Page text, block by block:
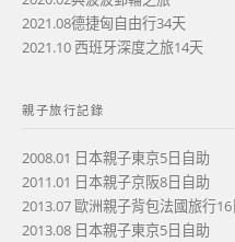
2021.08德捷匈自由行34天
2021.10 西班牙深度之旅14天
親子旅行記錄
2008.01 日本親子東京5日自助
2011.01 日本親子京阪8日自助
2013.07 歐洲親子背包法國旅行16
2013.08 日本親子東京5日自助